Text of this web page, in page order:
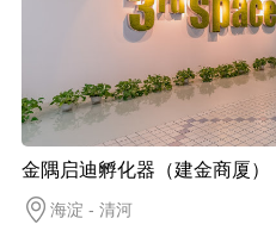
金隅启迪孵化器（建金商厦）
海淀 - 清河